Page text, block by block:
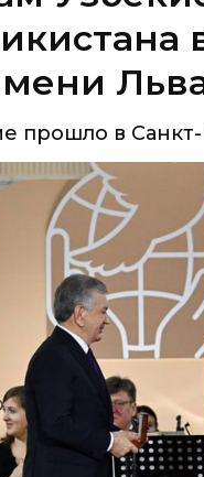
прошло в Санкт-